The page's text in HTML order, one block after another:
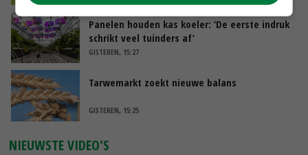
Panelen houden kas koeler: ‘De eerste indruk
schrikt veel tuinders af’
GISTEREN, 15:27
Tarwemarkt zoekt nieuwe balans
GISTEREN, 15:25
NIEUWSTE VIDEO'S